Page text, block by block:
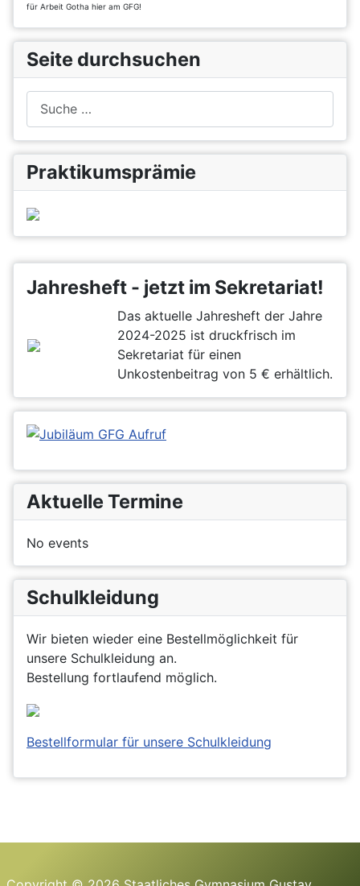
Jahresheft - jetzt im Sekretariat!
Das aktuelle Jahresheft der Jahre
2024-2025 ist druckfrisch im
Sekretariat für einen
Unkostenbeitrag von 5 € erhältlich.
Aktuelle Termine
No events
Schulkleidung
Wir bieten wieder eine Bestellmöglichkeit für
unsere Schulkleidung an.
Bestellung fortlaufend möglich.
Bestellformular für unsere Schulkleidung
für Arbeit Gotha hier am GFG!
Seite durchsuchen
Praktikumsprämie